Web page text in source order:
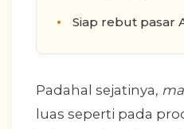
Siap rebut pasar
Padahal sejatinya,
luas seperti pada